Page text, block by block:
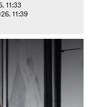
11:33
11:39